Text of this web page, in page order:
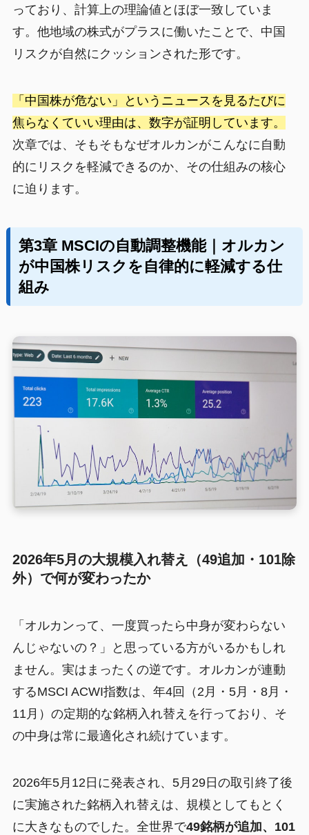
っており、計算上の理論値とほぼ一致していま
す。他地域の株式がプラスに働いたことで、中国
リスクが自然にクッションされた形です。
「中国株が危ない」というニュースを見るたびに
焦らなくていい理由は、数字が証明しています。
次章では、そもそもなぜオルカンがこんなに自動
的にリスクを軽減できるのか、その仕組みの核心
に迫ります。
第3章 MSCIの自動調整機能｜オルカン
が中国株リスクを自律的に軽減する仕
組み
2026年5月の大規模入れ替え（49追加・101除
外）で何が変わったか
「オルカンって、一度買ったら中身が変わらない
んじゃないの？」と思っている方がいるかもしれ
ません。実はまったくの逆です。オルカンが連動
するMSCI ACWI指数は、年4回（2月・5月・8月・
11月）の定期的な銘柄入れ替えを行っており、そ
の中身は常に最適化され続けています。
2026年5月12日に発表され、5月29日の取引終了後
に実施された銘柄入れ替えは、規模としてもとく
に大きなものでした。全世界で49銘柄が追加、101